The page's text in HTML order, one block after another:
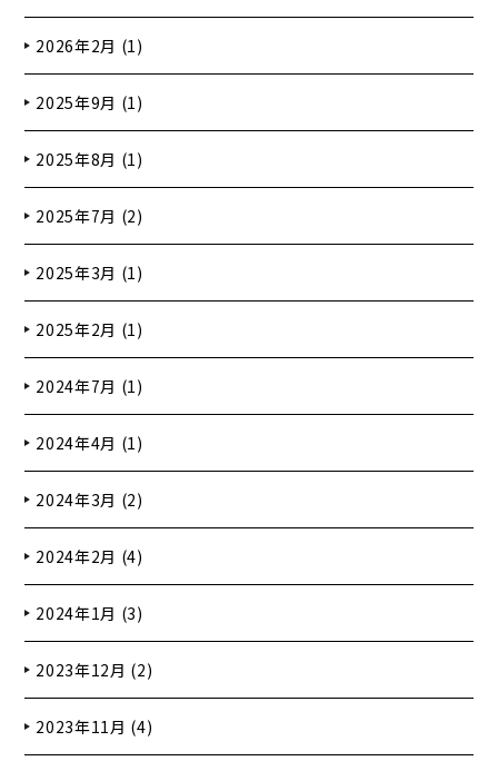
2026年2月 (1)
2025年9月 (1)
2025年8月 (1)
2025年7月 (2)
2025年3月 (1)
2025年2月 (1)
2024年7月 (1)
2024年4月 (1)
2024年3月 (2)
2024年2月 (4)
2024年1月 (3)
2023年12月 (2)
2023年11月 (4)